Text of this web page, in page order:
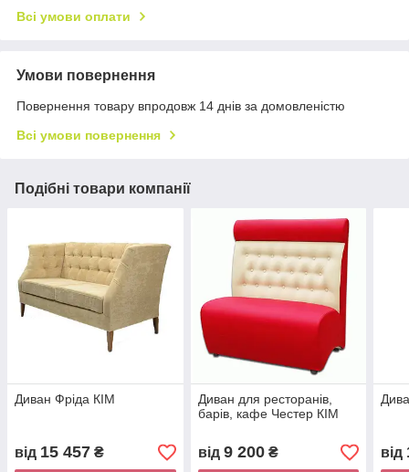
Всі умови оплати
Умови повернення
Повернення товару впродовж 14 днів за домовленістю
Всі умови повернення
Подібні товари компанії
Диван Фріда КІМ
від 15 457 ₴
Диван для ресторанів,
барів, кафе Честер КІМ
від 9 200₴ від